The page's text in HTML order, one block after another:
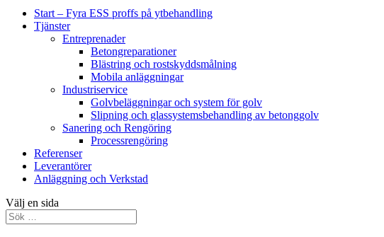
Start – Fyra ESS proffs på ytbehandling
Tjänster
Entreprenader
Betongreparationer
Blästring och rostskyddsmålning
Mobila anläggningar
Industriservice
Golvbeläggningar och system för golv
Slipning och glassystemsbehandling av betonggolv
Sanering och Rengöring
Processrengöring
Referenser
Leverantörer
Anläggning och Verkstad
Välj en sida